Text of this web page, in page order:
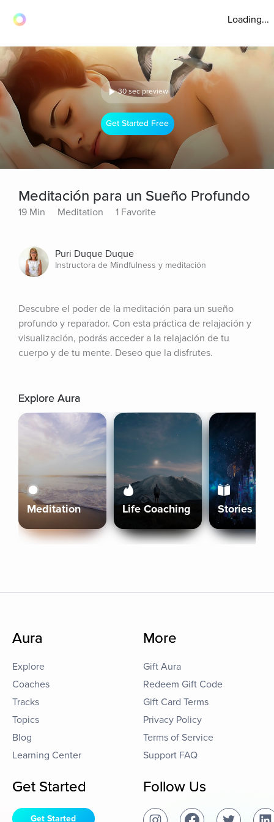
Loading...
30 sec preview
Get Started Free
Meditación para un Sueño Profundo
19 Min Meditation 1 Favorite
Puri Duque Duque
Instructora de Mindfulness y meditación
Descubre el poder de la meditación para un sueño
profundo y reparador. Con esta práctica de relajación y
visualización, podrás acceder a la relajación de tu
cuerpo y de tu mente. Deseo que la disfrutes.
Explore Aura
Meditation Life Coaching Stories
Aura
Explore
Coaches
Tracks
Topics
Blog
Learning Center
More
Gift Aura
Redeem Gift Code
Gift Card Terms
Privacy Policy
Terms of Service
Support FAQ
Get Started
Get Started
Follow Us